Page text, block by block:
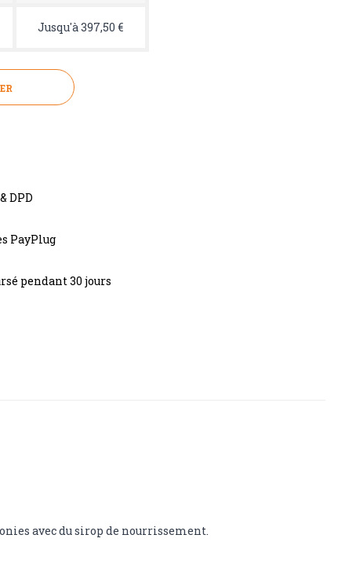
Jusqu'à 397,50 €
DPD
PayPlug
pendant 30 jours
avec du sirop de nourrissement.